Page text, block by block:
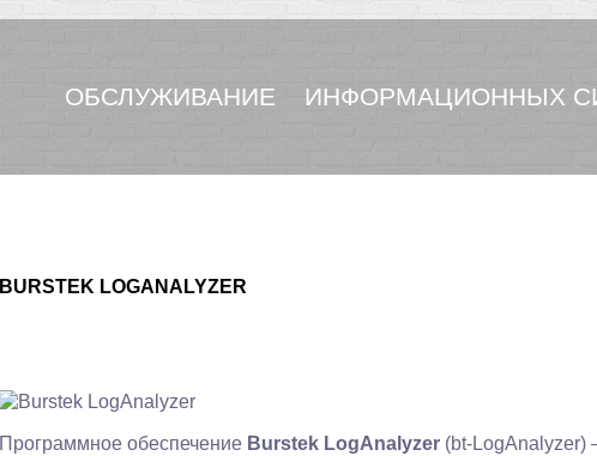
ОБСЛУЖИВАНИЕ ИНФОРМАЦИОННЫХ
BURSTEK LOGANALYZER
Программное обеспечение Burstek LogAnalyzer(bt-LogAnalyzer)